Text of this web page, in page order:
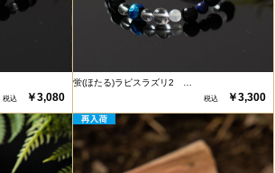
￥3,080
蛍(ほたる)ラピスラズリ2 …
￥3,300